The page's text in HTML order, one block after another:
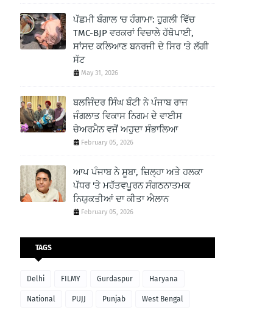
ਪੱਛਮੀ ਬੰਗਾਲ 'ਚ ਹੰਗਾਮਾ: ਹੁਗਲੀ ਵਿੱਚ
TMC-BJP ਵਰਕਰਾਂ ਵਿਚਾਲੇ ਹੱਥੋਪਾਈ,
ਸਾਂਸਦ ਕਲਿਆਣ ਬਨਰਜੀ ਦੇ ਸਿਰ 'ਤੇ ਲੱਗੀ
ਸੱਟ
May 31, 2026
ਬਲਜਿੰਦਰ ਸਿੰਘ ਬੰਟੀ ਨੇ ਪੰਜਾਬ ਰਾਜ
ਜੰਗਲਾਤ ਵਿਕਾਸ ਨਿਗਮ ਦੇ ਵਾਈਸ
ਚੇਅਰਮੈਨ ਵਜੋਂ ਅਹੁਦਾ ਸੰਭਾਲਿਆ
February 05, 2026
ਆਪ ਪੰਜਾਬ ਨੇ ਸੂਬਾ, ਜ਼ਿਲ੍ਹਾ ਅਤੇ ਹਲਕਾ
ਪੱਧਰ 'ਤੇ ਮਹੱਤਵਪੂਰਨ ਸੰਗਠਨਾਤਮਕ
ਨਿਯੁਕਤੀਆਂ ਦਾ ਕੀਤਾ ਐਲਾਨ
February 05, 2026
TAGS
Delhi FILMY Gurdaspur Haryana
National PUJJ Punjab West Bengal